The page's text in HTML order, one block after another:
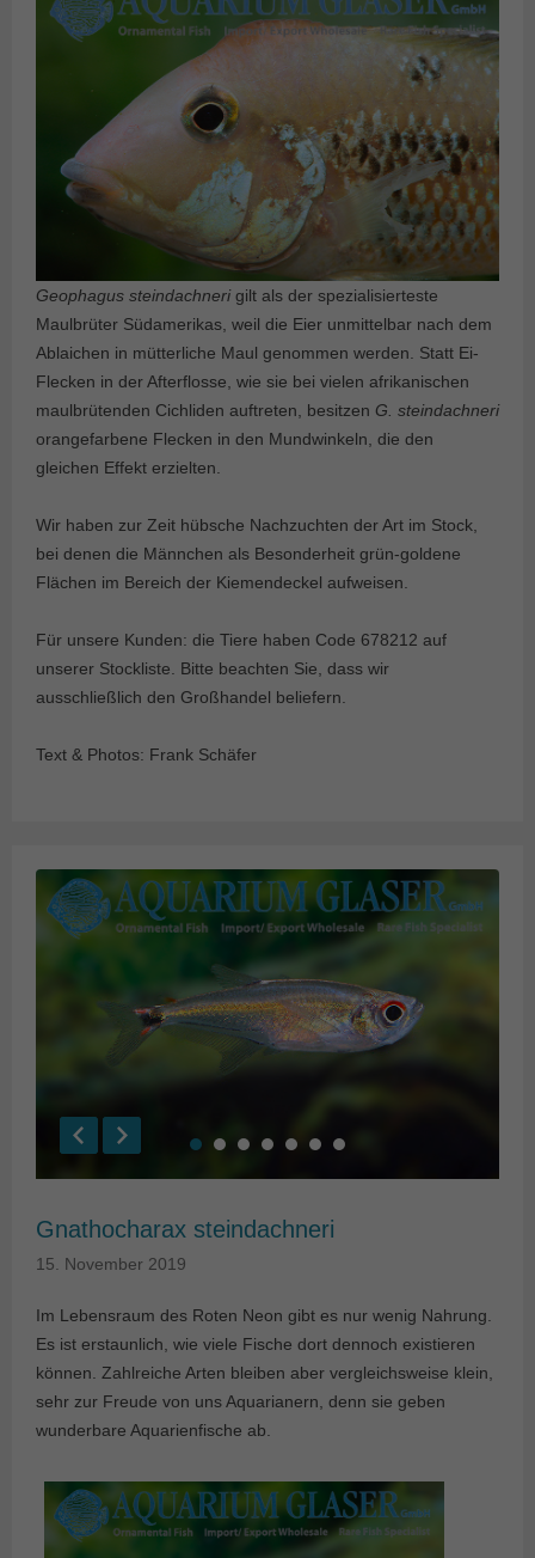
Geophagus steindachnerigilt als der spezialisierteste
Maulbrüter Südamerikas, weil die Eier unmittelbar nach dem
Ablaichen in mütterliche Maul genommen werden. Statt Ei-
Flecken in der Afterflosse, wie sie bei vielen afrikanischen
maulbrütenden Cichliden auftreten, besitzen G. steindachneri
orangefarbene Flecken in den Mundwinkeln, die den
gleichen Effekt erzielten.
Wir haben zur Zeit hübsche Nachzuchten der Art im Stock,
bei denen die Männchen als Besonderheit grün-goldene
Flächen im Bereich der Kiemendeckel aufweisen.
Für unsere Kunden: die Tiere haben Code 678212 auf
unserer Stockliste. Bitte beachten Sie, dass wir
ausschließlich den Großhandel beliefern.
Text & Photos: Frank Schäfer
Gnathocharax steindachneri
15. November 2019
Im Lebensraum des Roten Neon gibt es nur wenig Nahrung.
Es ist erstaunlich, wie viele Fische dort dennoch existieren
können. Zahlreiche Arten bleiben aber vergleichsweise klein,
sehr zur Freude von uns Aquarianern, denn sie geben
wunderbare Aquarienfische ab.